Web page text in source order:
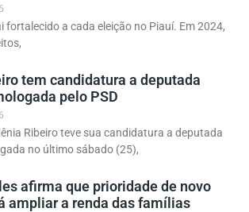
fortalecido a cada eleição no Piauí. Em 2024,
tem candidatura a deputada
pelo PSD
Ribeiro teve sua candidatura a deputada
no último sábado (25),
afirma que prioridade de novo
ampliar a renda das famílias